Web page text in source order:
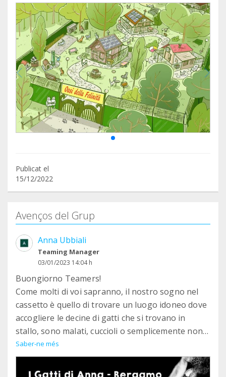
Publicat el
15/12/2022
Avenços del Grup
Anna Ubbiali
Teaming Manager
03/01/2023 14:04 h
Buongiorno Teamers!
Come molti di voi sapranno, il nostro sogno nel
cassetto è quello di trovare un luogo idoneo dove
accogliere le decine di gatti che si trovano in
stallo, sono malati, cuccioli o semplicemente non
hanno dove stare.
Ebbene siamo felicissimi di annunciarvi che siamo
molto vicini alla realizzazione di questo sogno!
Saber-ne més